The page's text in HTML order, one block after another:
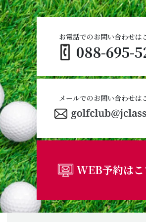
088-695-
お電話でのお問い合わせは
メールでのお問い合わせは
WEB予約はこ